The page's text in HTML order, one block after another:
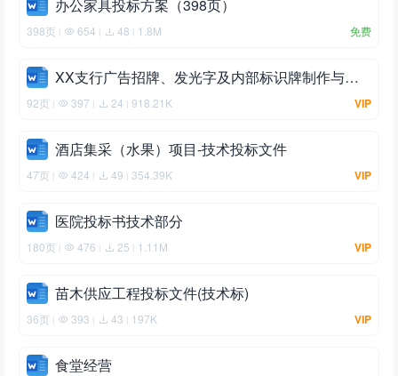
办公家具投标方案（398页）
398页 | 654 | 48 | 1.8M 免费
XX支行广告招牌、发光字及内部标识牌制作与安装工程项目
92页 | 397 | 24 | 918.21K VIP
酒店集采（水果）项目-技术投标文件
47页 | 424 | 49 | 354.39K VIP
医院投标书技术部分
180页 | 476 | 25 | 1.11M VIP
苗木供应工程投标文件(技术标)
36页 | 393 | 43 | 197K VIP
食堂经营